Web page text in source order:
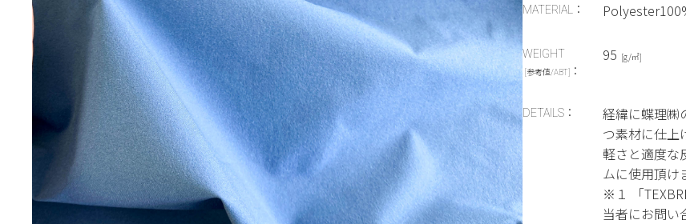
MATERIAL：
WEIGHT
[参考値/ABT] ：
95 [g/㎡]
DETAILS：
経緯に蝶理㈱
つ素材に仕上
軽さと適度な
ムに使用頂け
※１ 「
当者にお問い